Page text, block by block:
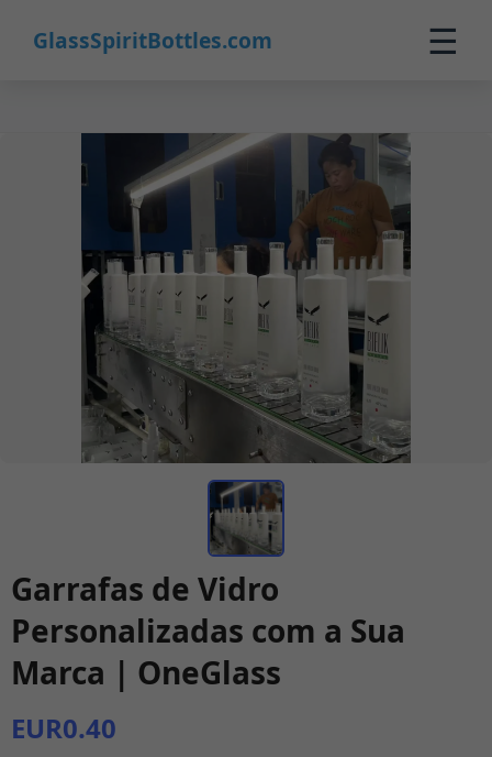
GlassSpiritBottles.com ☰
Produtos
Personalizados
Sobre
Contato
🛒 Carrinho
0
Garrafas de Vidro
Personalizadas com a Sua
Marca | OneGlass
EUR0.40